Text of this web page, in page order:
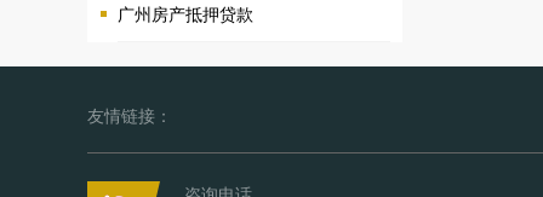
广州房产抵押贷款
友情链接：